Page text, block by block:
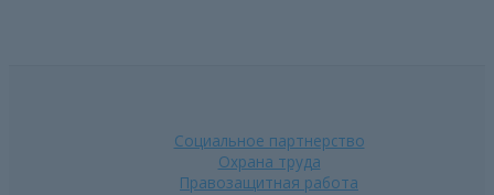
Социальное партнерство
Охрана труда
Правозащитная работа